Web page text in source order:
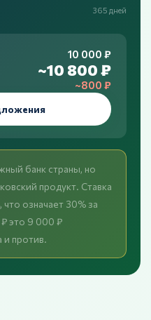
365 дней
10 000 ₽
~10 800 ₽
~800 ₽
банк страны, но
продукт. Ставка
что означает 30% за
это 9 000 ₽
и против.